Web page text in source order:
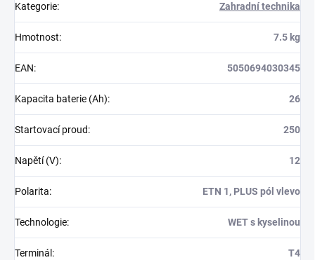
Kategorie: Zahradní technika
Hmotnost: 7.5 kg
EAN: 5050694030345
Kapacita baterie (Ah): 26
Startovací proud: 250
Napětí (V): 12
Polarita: ETN 1, PLUS pól vlevo
Technologie: WET s kyselinou
Terminál : T4